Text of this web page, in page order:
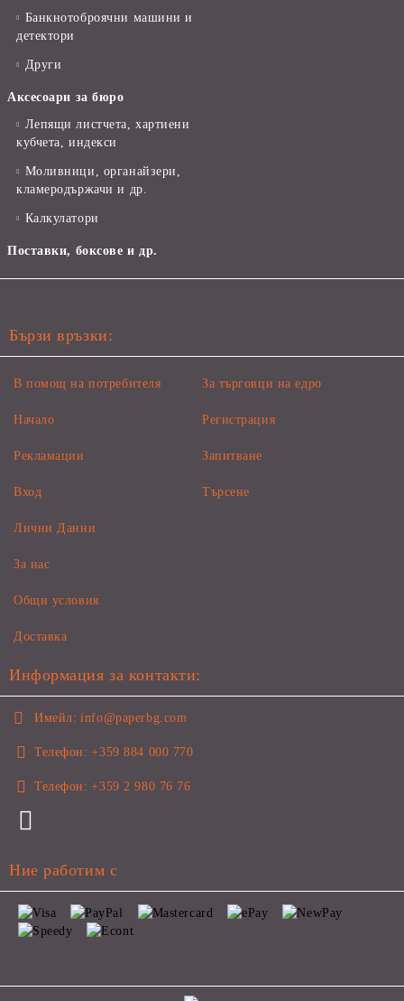
Банкнотоброячни машини и
детектори
Други
Аксесоари за бюро
Лепящи листчета, хартиени
кубчета, индекси
Моливници, органайзери,
кламеродържачи и др.
Калкулатори
Поставки, боксове и др.
Бързи връзки:
В помощ на потребителя
Начало
Рекламации
Вход
За търговци на едро
Регистрация
Запитване
Търсене
Лични Данни
За нас
Общи условия
Доставка
Информация за контакти:
Имейл: info@paperbg.com
Телефон: +359 884 000 770
Телефон: +359 2 980 76 76
Ние работим с